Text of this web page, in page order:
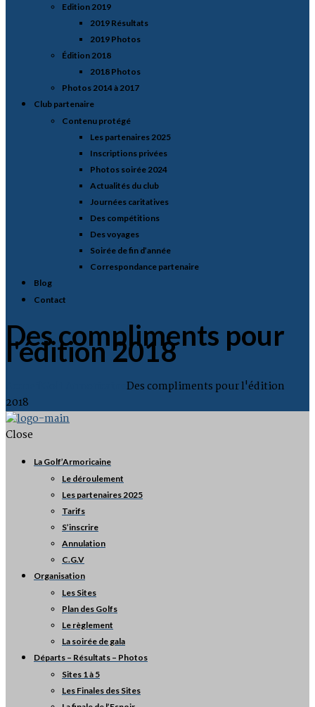
Edition 2019
2019 Résultats
2019 Photos
Édition 2018
2018 Photos
Photos 2014 à 2017
Club partenaire
Contenu protégé
Les partenaires 2025
Inscriptions privées
Photos soirée 2024
Actualités du club
Journées caritatives
Des compétitions
Des voyages
Soirée de fin d’année
Correspondance partenaire
Blog
Contact
Des compliments pour
l'édition 2018
Des compliments pour l'édition
2018
Close
La Golf’Armoricaine
Le déroulement
Les partenaires 2025
Tarifs
S’inscrire
Annulation
C.G.V
Organisation
Les Sites
Plan des Golfs
Le règlement
La soirée de gala
Départs – Résultats – Photos
Sites 1 à 5
Les Finales des Sites